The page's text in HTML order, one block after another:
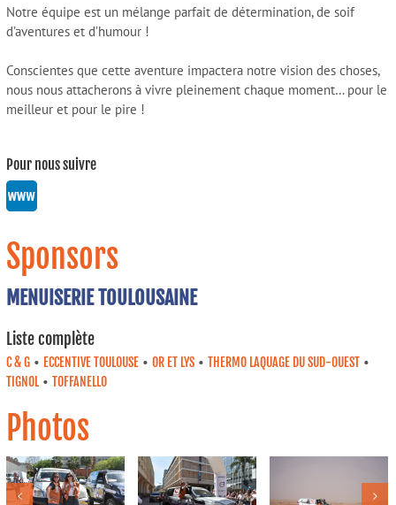
Notre équipe est un mélange parfait de détermination, de soif
d’aventures et d’humour !
Conscientes que cette aventure impactera notre vision des choses,
nous nous attacherons à vivre pleinement chaque moment… pour le
meilleur et pour le pire !
Pour nous suivre
Sponsors
MENUISERIE TOULOUSAINE
Liste complète
C & G • ECCENTIVE TOULOUSE • OR ET LYS • THERMO LAQUAGE DU SUD-OUEST •
TIGNOL• TOFFANELLO
Photos